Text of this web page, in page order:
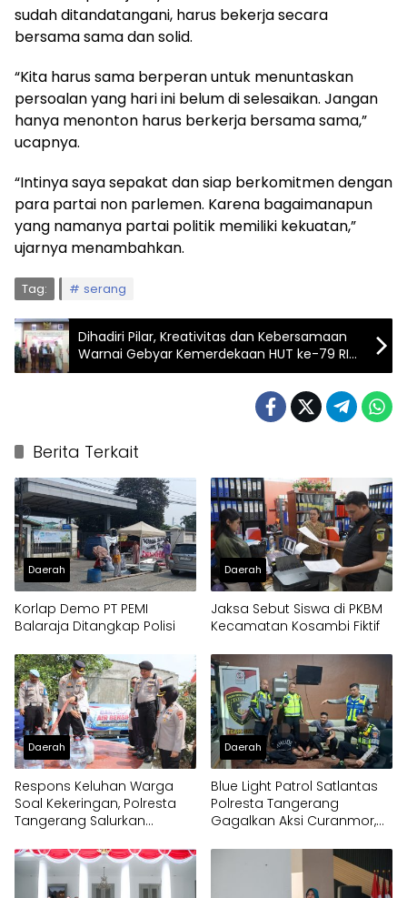
sudah ditandatangani, harus bekerja secara
bersama sama dan solid.
“Kita harus sama berperan untuk menuntaskan
persoalan yang hari ini belum di selesaikan. Jangan
hanya menonton harus berkerja bersama sama,”
ucapnya.
“Intinya saya sepakat dan siap berkomitmen dengan
para partai non parlemen. Karena bagaimanapun
yang namanya partai politik memiliki kekuatan,”
ujarnya menambahkan.
Tag: serang
Dihadiri Pilar, Kreativitas dan Kebersamaan
Warnai Gebyar Kemerdekaan HUT ke-79 RI
di Pondok Cabe Udik
Berita Terkait
Daerah
Korlap Demo PT PEMI
Balaraja Ditangkap Polisi
Daerah
Jaksa Sebut Siswa di PKBM
Kecamatan Kosambi Fiktif
Daerah
Respons Keluhan Warga
Soal Kekeringan, Polresta
Tangerang Salurkan
Panongan
Daerah
Blue Light Patrol Satlantas
Polresta Tangerang
Gagalkan Aksi Curanmor,